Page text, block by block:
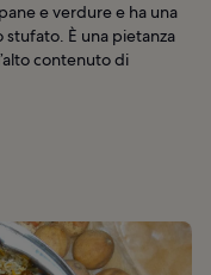
e verdure e ha una
stufato. È una pietanza
contenuto di